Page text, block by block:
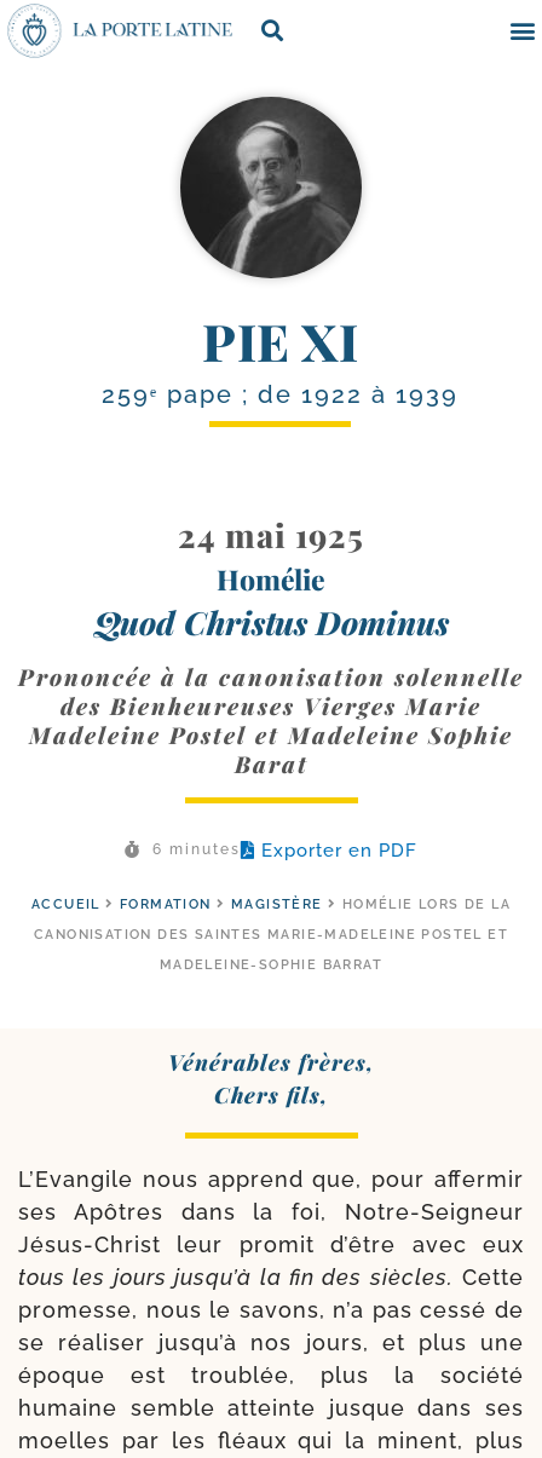
PIE XI
259ᵉ pape ; de 1922 à 1939
24 mai 1925
Homélie
Quod Christus Dominus
Prononcée à la canonisation solennelle
des Bienheureuses Vierges Marie
Madeleine Postel et Madeleine Sophie
Barat
6 minutes Exporter en PDF
ACCUEIL FORMATION MAGISTÈRE
HOMÉLIE LORS DE LA
CANONISATION DES SAINTES MARIE-​MADELEINE POSTEL ET
MADELEINE-​SOPHIE BARRAT
Vénérables frères,
Chers fils,
L’Evangile nous apprend que, pour affer­mir
ses Apôtres dans la foi, Notre-​Seigneur
Jésus-​Christ leur pro­mit d’être avec eux
tous les jours jus­qu’à la fin des siècles. Cette
pro­messe, nous le savons, n’a pas ces­sé de
se réa­li­ser jusqu’à nos jours, et plus une
époque est trou­blée, plus la socié­té
humaine semble atteinte jusque dans ses
moelles par les fléaux qui la minent, plus